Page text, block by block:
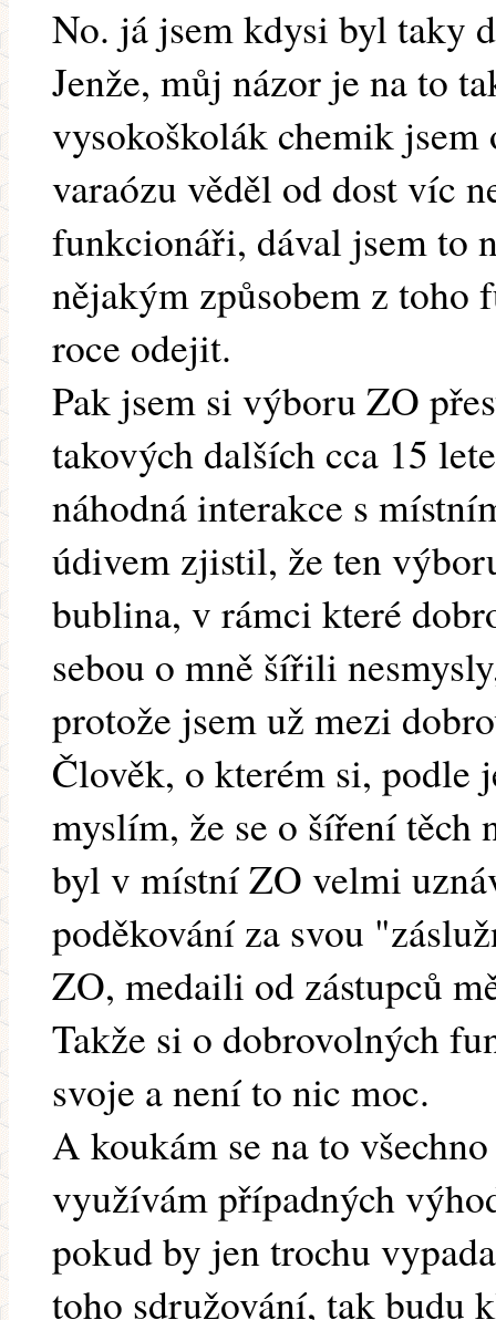
No. já jsem kdysi byl taky
Jenže, můj názor je na to
vysokoškolák chemik
varaózu věděl od dost víc
funkcionáři, dával jsem to
nějakým způsobem z toho
roce odejit.
Pak jsem si výboru ZO
takových dalších cca 15
náhodná interakce s
údivem zjistil, že ten
bublina, v rámci které
sebou o mně šířili
protože jsem už mezi
Člověk, o kterém si, podle
myslím, že se o šíření těch
byl v místní ZO velmi
poděkování za svou
ZO, medaili od zástupců
Takže si o dobrovolných
svoje a není to nic moc.
A koukám se na to
využívám případných
pokud by jen trochu
toho sdružování, tak budu